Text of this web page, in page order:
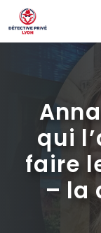
Aller
au
contenu
qui
faire
– la